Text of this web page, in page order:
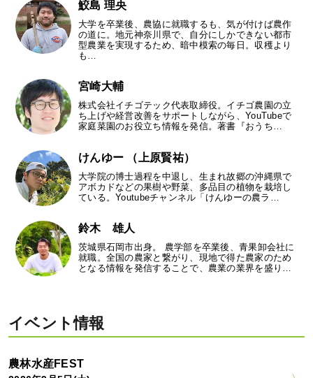
鮫島 理央
大学を卒業後、農協に就職するも、気が付けば農作
の道に。地元神奈川県で、自分にしかできない都市
型農業を実現するため、暗中模索の毎日。収穫より
も…
宮崎大輔
株式会社イチゴテック代表取締役。イチゴ農園の立
ち上げや経営改善をサポートしながら、YouTubeで
家庭菜園のお役立ち情報を発信。著書『おうち…
けんゆー （上原賢祐）
大学院の博士過程を中退し、生まれ故郷の沖縄県で
アボカドなどの果樹や野菜、多品目の植物を栽培し
ている。Youtubeチャンネル「けんゆーの農ラ…
鈴木 雄人
茨城県石岡市出身。 農学部を卒業後、青果卸会社に
就職。全国の農家と繋がり、現地で得た農家のため
となる情報を発信することで、農業の業界を盛り…
イベント情報
農林水産FEST